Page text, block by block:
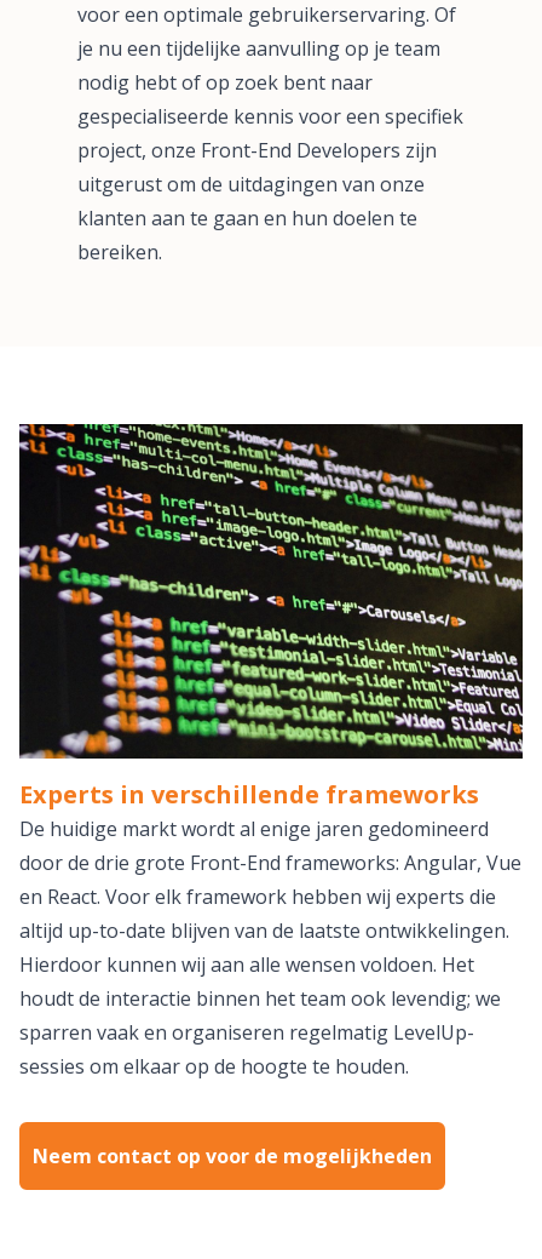
voor een optimale gebruikerservaring. Of
je nu een tijdelijke aanvulling op je team
nodig hebt of op zoek bent naar
gespecialiseerde kennis voor een specifiek
project, onze Front-End Developers zijn
uitgerust om de uitdagingen van onze
klanten aan te gaan en hun doelen te
bereiken.
Experts in verschillende frameworks
De huidige markt wordt al enige jaren gedomineerd
door de drie grote Front-End frameworks: Angular, Vue
en React. Voor elk framework hebben wij experts die
altijd up-to-date blijven van de laatste ontwikkelingen.
Hierdoor kunnen wij aan alle wensen voldoen. Het
houdt de interactie binnen het team ook levendig; we
sparren vaak en organiseren regelmatig LevelUp-
sessies om elkaar op de hoogte te houden.
Neem contact op voor de mogelijkheden